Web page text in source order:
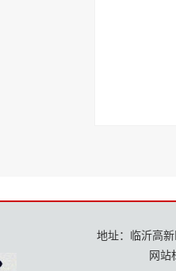
地址：临沂高
网站